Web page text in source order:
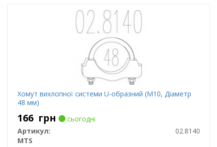
Хомут вихлопної системи U-образний (М10, Діаметр
48 мм)
166 грн
сьогодні
Артикул:
02.8140
MTS